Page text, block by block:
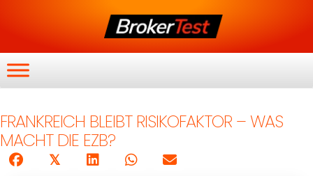
FRANKREICH BLEIBT RISIKOFAKTOR – WAS
MACHT DIE EZB?
𝕏